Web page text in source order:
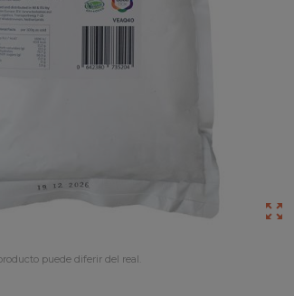

puede diferir del real.